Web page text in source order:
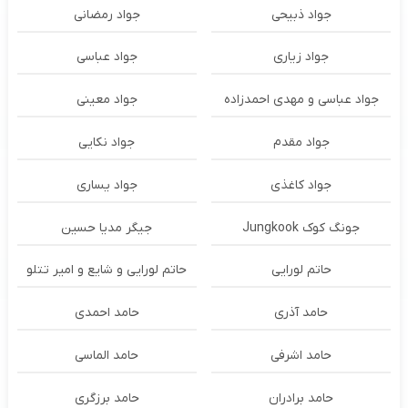
جواد ذبیحی جواد رمضانی
جواد زیاری جواد عباسی
جواد عباسی و مهدی احمدزاده جواد معینی
جواد مقدم جواد نکایی
جواد کاغذی جواد یساری
جونگ کوک Jungkook جیگر مدیا حسین
حاتم لورایی حاتم لورایی و شایع و امیر تتلو
حامد آذری حامد احمدی
حامد اشرفی حامد الماسی
حامد برادران حامد برزگری